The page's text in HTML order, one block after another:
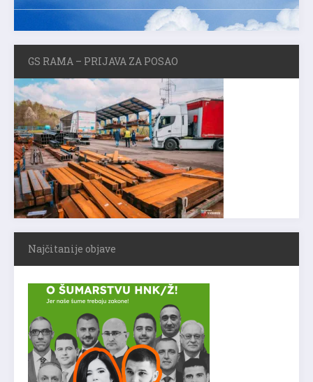
GS RAMA – PRIJAVA ZA POSAO
Najčitanije objave